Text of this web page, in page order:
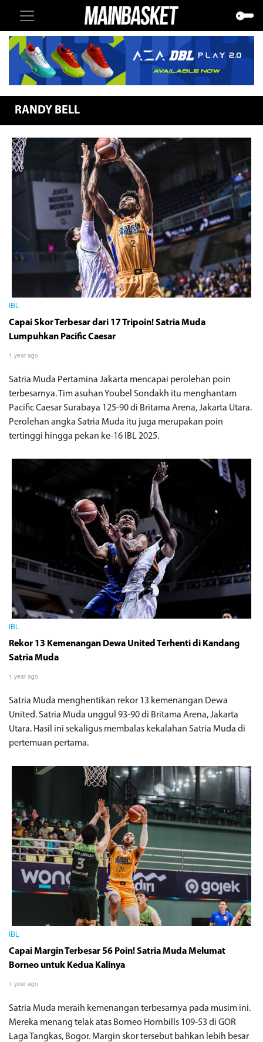
RANDY BELL
IBL
Capai Skor Terbesar dari 17 Tripoin! Satria Muda
Lumpuhkan Pacific Caesar
1 year ago
Satria Muda Pertamina Jakarta mencapai perolehan poin
terbesarnya. Tim asuhan Youbel Sondakh itu menghantam
Pacific Caesar Surabaya 125-90 di Britama Arena, Jakarta Utara.
Perolehan angka Satria Muda itu juga merupakan poin
tertinggi hingga pekan ke-16 IBL 2025.
IBL
Rekor 13 Kemenangan Dewa United Terhenti di Kandang
Satria Muda
1 year ago
Satria Muda menghentikan rekor 13 kemenangan Dewa
United. Satria Muda unggul 93-90 di Britama Arena, Jakarta
Utara. Hasil ini sekaligus membalas kekalahan Satria Muda di
pertemuan pertama.
IBL
Capai Margin Terbesar 56 Poin! Satria Muda Melumat
Borneo untuk Kedua Kalinya
1 year ago
Satria Muda meraih kemenangan terbesarnya pada musim ini.
Mereka menang telak atas Borneo Hornbills 109-53 di GOR
Laga Tangkas, Bogor. Margin skor tersebut bahkan lebih besar